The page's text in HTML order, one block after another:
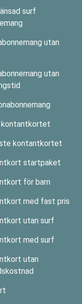
surf
utan
utan
kontantkortet
kontantkortet
startpaket
för barn
med fast pris
utan surf
med surf
utan